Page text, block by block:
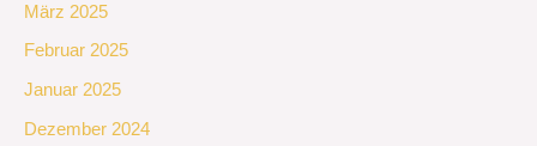
März 2025
Februar 2025
Januar 2025
Dezember 2024